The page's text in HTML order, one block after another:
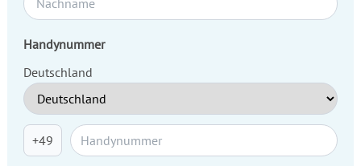
Handynummer
Deutschland
+49